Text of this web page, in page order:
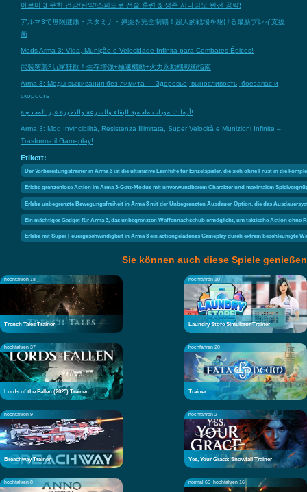
아르마 3 무한 건강/탄약/스피드로 전술 훈련 & 생존 시나리오 완전 공략!
アルマ3で無限健康・スタミナ・弾薬を完全制覇！超人的戦場を駆ける最新プレイ支援
術
Mods Arma 3: Vida, Munição e Velocidade Infinita para Combates Épicos!
武裝突襲3玩家狂歡！生存增強+極速機動+火力永動機戰術指南
Arma 3: Моды выживания без лимита — Здоровье, выносливость, боезапас и
скорость
أرما 3: مودات ملحمية للبقاء والسرعة والذخيرة غير المحدودة!
Arma 3: Mod Invincibilità, Resistenza Illimitata, Super Velocità e Munizioni Infinite –
Trasforma il Gameplay!
Etikett:
Der Vorbereitungstrainer in Arma 3 ist die ultimative Lernhilfe für Einzelspieler, die sich ohne Frust in die
Erlebe grenzenlose Action im Arma 3-Gott-Modus mit unverwundbarem Charakter und maximalem
Erlebe unbegrenzte Bewegungsfreiheit in Arma 3 mit der Unbegrenzten Ausdauer-Option, die das
Ein mächtiges Gadget für Arma 3, das unbegrenzten Waffennachschub ermöglicht, um taktische Action ohne
Erlebe mit Super Feuergeschwindigkeit in Arma 3 ein actiongeladenes Gameplay durch extrem beschleunigte
Sie können auch diese Spiele genießen
hochfahren 18
Trench Tales Trainer
hochfahren 10
Laundry Store Simulator Trainer
hochfahren 37
Lords of the Fallen (2023) Trainer
hochfahren 20
Trainer
hochfahren 9
Breachway Trainer
hochfahren 2
Yes, Your Grace: Snowfall Trainer
hochfahren 8 normal 65 hochfahren 16